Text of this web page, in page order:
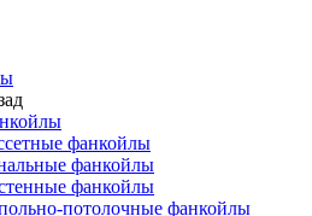
фанкойлы
фанкойлы
фанкойлы
потолочные фанкойлы